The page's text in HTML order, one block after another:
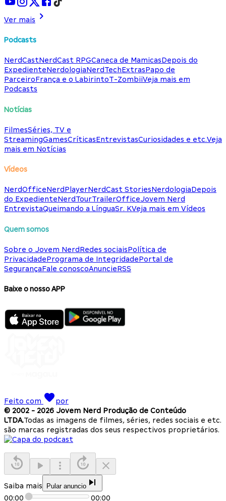
Ver mais
Podcasts
NerdCastNerdCast RPGCaneca de MamicasDepois do
ExpedienteNerdologiaNerdTechExtrasPapo de
ParceiroFrança e o LabirintoT-ZombiiVeja mais em
Podcasts
Notícias
FilmesSéries, TV e
StreamingGamesCríticasEntrevistasCuriosidades e etc.Veja
mais em Notícias
Vídeos
NerdOfficeNerdPlayerNerdCast StoriesNerdologiaDepois
do ExpedienteNerdTourTrailerOfficeJovem Nerd
EntrevistaQueimando a LínguaSr. KVeja mais em Vídeos
Quem somos
Sobre o Jovem NerdRedes sociaisPolítica de
PrivacidadePrograma de IntegridadePortal de
SegurançaFale conoscoAnuncieRSS
Baixe o nosso APP
Feito com
por
© 2002 - 2026 Jovem Nerd Produção de Conteúdo
LTDA.Todas as imagens de filmes, séries, redes sociais e etc.
são marcas registradas dos seus respectivos proprietários.
Saiba mais Pular anuncio
00:00 00:00